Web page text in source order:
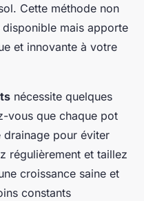
Cette méthode non
disponible mais apporte
et innovante à votre
nécessite quelques
vous que chaque pot
drainage pour éviter
régulièrement et taillez
croissance saine et
constants